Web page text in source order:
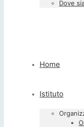
Dove
Home
Istituto